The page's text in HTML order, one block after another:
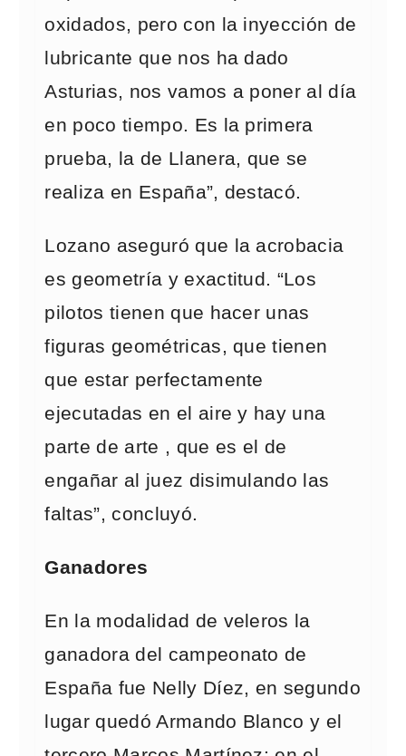
oxidados, pero con la inyección de
lubricante que nos ha dado
Asturias, nos vamos a poner al día
en poco tiempo. Es la primera
prueba, la de Llanera, que se
realiza en España”, destacó.
Lozano aseguró que la acrobacia
es geometría y exactitud. “Los
pilotos tienen que hacer unas
figuras geométricas, que tienen
que estar perfectamente
ejecutadas en el aire y hay una
parte de arte , que es el de
engañar al juez disimulando las
faltas”, concluyó.
Ganadores
En la modalidad de veleros la
ganadora del campeonato de
España fue Nelly Díez, en segundo
lugar quedó Armando Blanco y el